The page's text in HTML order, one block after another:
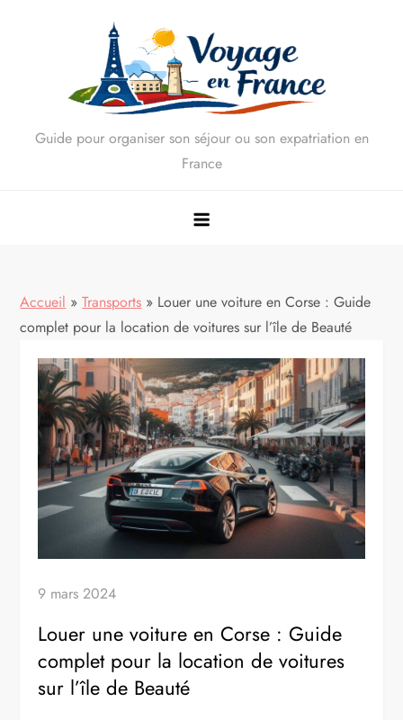
Guide pour organiser son séjour ou son expatriation en
France
Accueil » Transports » Louer une voiture en Corse : Guide
complet pour la location de voitures sur l’île de Beauté
9 mars 2024
Louer une voiture en Corse : Guide
complet pour la location de voitures
sur l’île de Beauté